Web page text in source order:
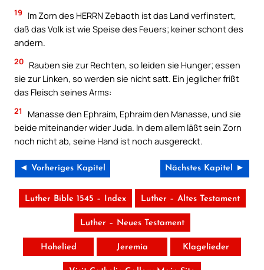
19
Im Zorn des HERRN Zebaoth ist das Land verfinstert,
daß das Volk ist wie Speise des Feuers; keiner schont des
andern.
20 Rauben sie zur Rechten, so leiden sie Hunger; essen
sie zur Linken, so werden sie nicht satt. Ein jeglicher frißt
das Fleisch seines Arms:
21
Manasse den Ephraim, Ephraim den Manasse, und sie
beide miteinander wider Juda. In dem allem läßt sein Zorn
noch nicht ab, seine Hand ist noch ausgereckt.
◄ Vorheriges Kapitel Nächstes Kapitel ►
Luther Bible 1545 – Index Luther – Altes Testament
Luther – Neues Testament
Hohelied Jeremia Klagelieder